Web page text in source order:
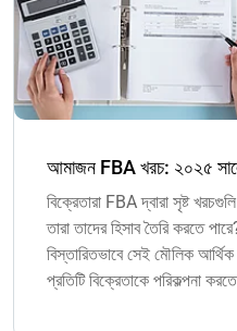
আমাজন FBA খরচ: ২০২৫
বিক্রেতারা FBA দ্বারা সৃষ্ট
তারা তাদের হিসাব তৈরি করতে
বিস্তারিতভাবে সেই মৌলিক
প্রতিটি বিক্রেতাকে পরিকল্পনা